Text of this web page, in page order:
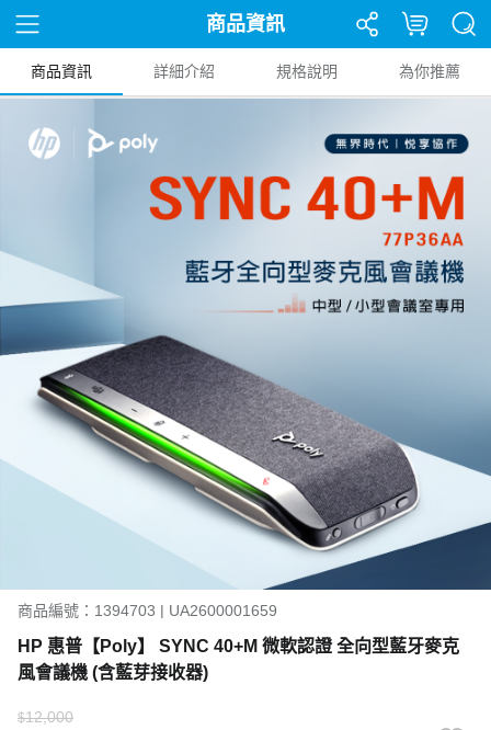
商品資訊
商品資訊 詳細介紹 規格說明 為你推薦
商品編號：1394703 | UA2600001659
HP 惠普【Poly】 SYNC 40+M 微軟認證 全向型藍牙麥克
風會議機 (含藍芽接收器)
$12,000